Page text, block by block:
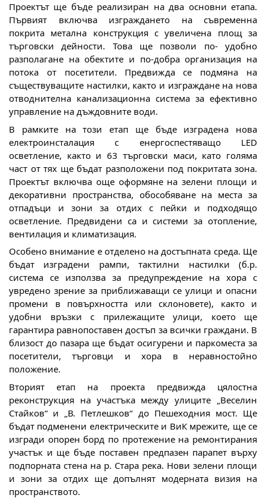
Проектът ще бъде реализиран на два основни етапа.
Първият включва изграждането на съвременна
покрита метална конструкция с увеличена площ за
търговски дейности. Това ще позволи по- удобно
разполагане на обектите и по-добра организация на
потока от посетители. Предвижда се подмяна на
съществуващите настилки, както и изграждане на нова
отводнителна канализационна система за ефективно
управление на дъждовните води.
В рамките на този етап ще бъде изградена нова
електроинсталация с енергоспестяващо LED
осветление, както и 63 търговски маси, като голяма
част от тях ще бъдат разположени под покритата зона.
Проектът включва още оформяне на зелени площи и
декоративни пространства, обособяване на места за
отпадъци и зони за отдих с пейки и подходящо
осветление. Предвидени са и системи за отопление,
вентилация и климатизация.
Особено внимание е отделено на достъпната среда. Ще
бъдат изградени рампи, тактилни настилки (б.р.
система се използва за предупреждение на хора с
увредено зрение за приближаващи се улици и опасни
промени в повърхността или склоновете), както и
удобни връзки с прилежащите улици, което ще
гарантира равнопоставен достъп за всички граждани. В
близост до пазара ще бъдат осигурени и паркоместа за
посетители, търговци и хора в неравностойно
положение.
Вторият етап на проекта предвижда цялостна
реконструкция на участъка между улиците „Веселин
Стайков“ и „В. Петлешков“ до Пешеходния мост. Ще
бъдат подменени електрическите и ВиК мрежите, ще се
изгради опорен борд по протежение на ремонтирания
участък и ще бъде поставен предпазен парапет върху
подпорната стена на р. Стара река. Нови зелени площи
и зони за отдих ще допълнят модерната визия на
пространството.